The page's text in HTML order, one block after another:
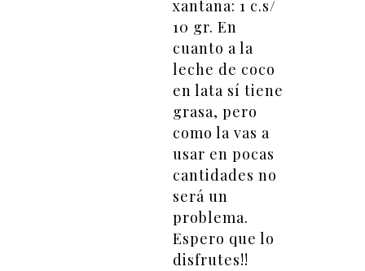
xantana: 1 c.s/
10 gr. En
cuanto a la
leche de coco
en lata sí tiene
grasa, pero
como la vas a
usar en pocas
cantidades no
será un
problema.
Espero que lo
disfrutes!!